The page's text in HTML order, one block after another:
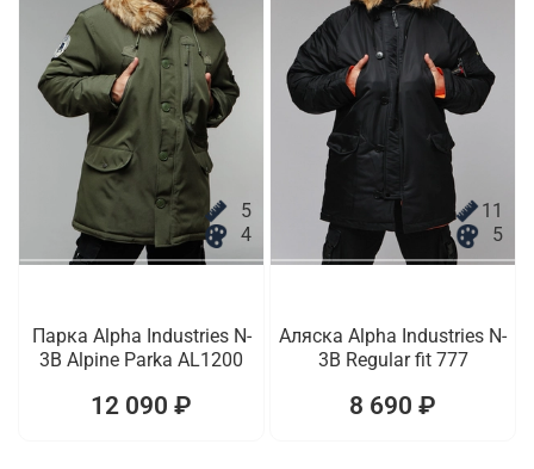
5
4
Парка Alpha Industries N-
3B Alpine Parka AL1200
12 090 ₽
11
5
Аляска Alpha Industries N-
3B Regular fit 777
8 690 ₽